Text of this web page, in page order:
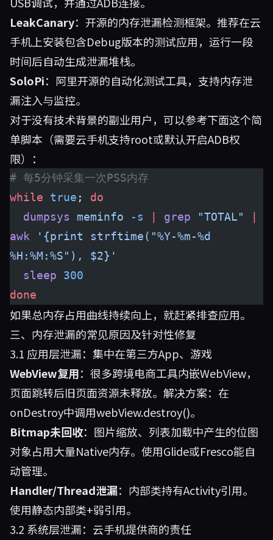
LeakCanary：开源的内存泄漏检测框架。推荐在云
手机上安装包含Debug版本的测试应用，运行一段
时间后自动生成泄漏堆栈。
SoloPi：阿里开源的自动化测试工具，支持内存泄
漏注入与监控。
对于没有技术背景的副业用户，可以参考下面这个简
单脚本（需要云手机支持root或默认开启ADB权
限）：
# 每5分钟采集一次PSS内存
while true ; do
  dumpsys
meminfo -s grep "TOTAL"
awk '{print strftime("%Y-%m-%d
%H:%M:%S"), $2}'
  sleep
300
done
如果总内存占用曲线持续向上，就赶紧排查应用。
三、内存泄漏的常见原因及针对性修复
3.1 应用层泄漏：集中在第三方App、游戏
WebView复用：很多跨境电商工具内嵌WebView，
页面跳转后旧页面资源未释放。解决方案：在
onDestroy中调用webView.destroy()。
Bitmap未回收：图片缩放、列表加载中产生的位图
对象占用大量Native内存。使用Glide或Fresco能自
动管理。
Handler/Thread泄漏：内部类持有Activity引用。
使用静态内部类+弱引用。
3.2 系统层泄漏：云手机提供商的责任